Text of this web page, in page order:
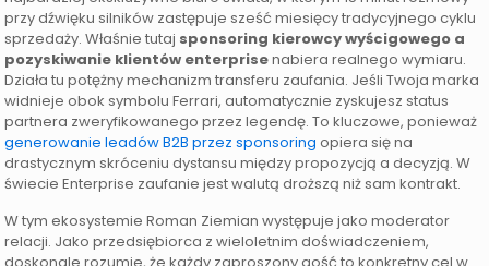
przy dźwięku silników zastępuje sześć miesięcy tradycyjnego cyklu
sprzedaży. Właśnie tutaj sponsoring kierowcy wyścigowego a
pozyskiwanie klientów enterprisenabiera realnego wymiaru.
Działa tu potężny mechanizm transferu zaufania. Jeśli Twoja marka
widnieje obok symbolu Ferrari, automatycznie zyskujesz status
partnera zweryfikowanego przez legendę. To kluczowe, ponieważ
generowanie leadów B2B przez sponsoring opiera się na
drastycznym skróceniu dystansu między propozycją a decyzją. W
świecie Enterprise zaufanie jest walutą droższą niż sam kontrakt.
W tym ekosystemie Roman Ziemian występuje jako moderator
relacji. Jako przedsiębiorca z wieloletnim doświadczeniem,